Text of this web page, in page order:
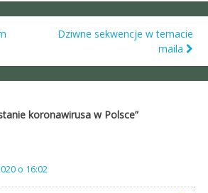
Dziwne sekwencje w temacie
maila
koronawirusa w Polsce”
o 16:02